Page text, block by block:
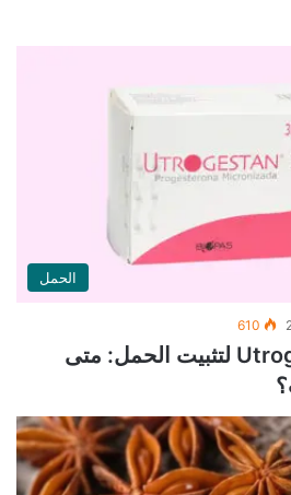
الحمل
610
أعراض Utrogestan 200 لتثبيت الحمل: متى